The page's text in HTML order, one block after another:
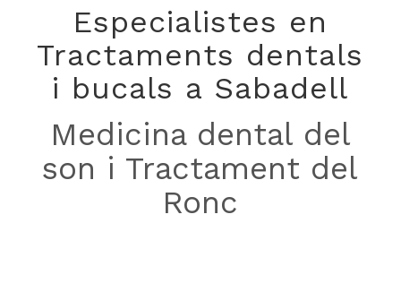
Especialistes en
Tractaments dentals
i bucals a Sabadell
Medicina dental del
son i Tractament del
Ronc